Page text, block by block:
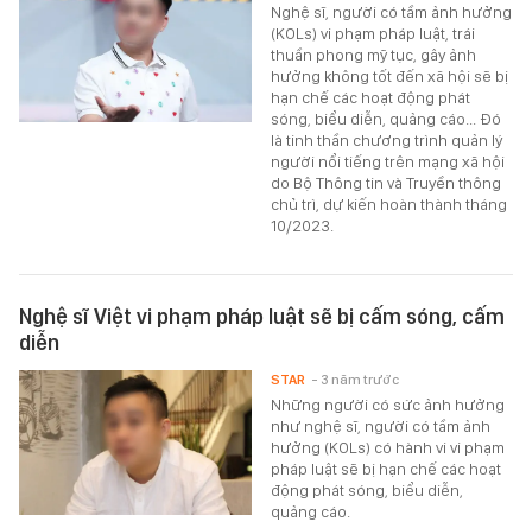
Nghệ sĩ, người có tầm ảnh hưởng
(KOLs) vi phạm pháp luật, trái
thuần phong mỹ tục, gây ảnh
hưởng không tốt đến xã hội sẽ bị
hạn chế các hoạt động phát
sóng, biểu diễn, quảng cáo... Đó
là tinh thần chương trình quản lý
người nổi tiếng trên mạng xã hội
do Bộ Thông tin và Truyền thông
chủ trì, dự kiến hoàn thành tháng
10/2023.
Nghệ sĩ Việt vi phạm pháp luật sẽ bị cấm sóng, cấm
diễn
Những người có sức ảnh hưởng
như nghệ sĩ, người có tầm ảnh
hưởng (KOLs) có hành vi vi phạm
pháp luật sẽ bị hạn chế các hoạt
động phát sóng, biểu diễn,
quảng cáo.
STAR - 3 năm trước